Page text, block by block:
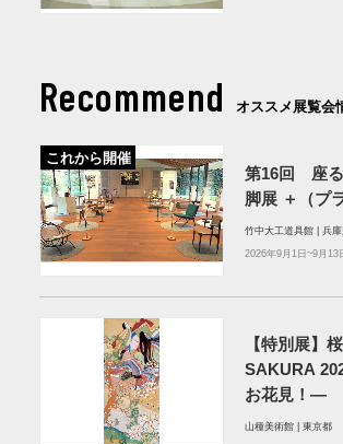
Recommend オススメ展覧会
これから開催
第16回 座る
脚展 ＋（プ
竹中大工道具館 | 兵
2026年9月1日~9月13
【特別展】
SAKURA
お花見！―
山種美術館 | 東京都